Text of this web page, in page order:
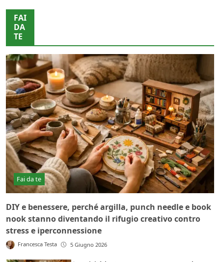
FAI
DA
TE
Fai da te
DIY e benessere, perché argilla, punch needle e book
nook stanno diventando il rifugio creativo contro
stress e iperconnessione
Francesca Testa 5 Giugno 2026